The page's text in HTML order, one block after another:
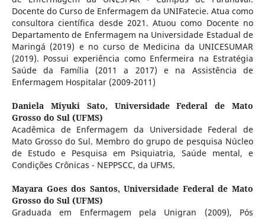
Docente do Curso de Enfermagem da UNIFatecie. Atua como
consultora científica desde 2021. Atuou como Docente no
Departamento de Enfermagem na Universidade Estadual de
Maringá (2019) e no curso de Medicina da UNICESUMAR
(2019). Possui experiência como Enfermeira na Estratégia
Saúde da Família (2011 a 2017) e na Assistência de
Enfermagem Hospitalar (2009-2011)
Daniela Miyuki Sato, Universidade Federal de Mato
Grosso do Sul (UFMS)
Acadêmica de Enfermagem da Universidade Federal de
Mato Grosso do Sul. Membro do grupo de pesquisa Núcleo
de Estudo e Pesquisa em Psiquiatria, Saúde mental, e
Condições Crônicas - NEPPSCC, da UFMS.
Mayara Goes dos Santos,Universidade Federal de Mato
Grosso do Sul (UFMS)
Graduada em Enfermagem pela Unigran (2009), Pós